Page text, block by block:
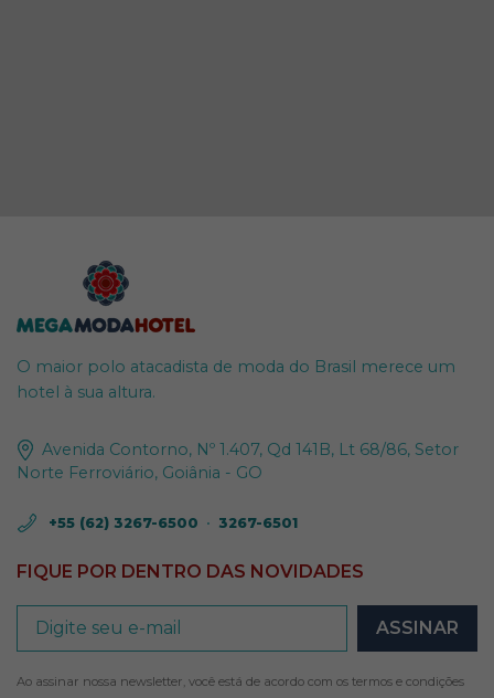
O maior polo atacadista de moda do Brasil merece um
hotel à sua altura.
Avenida Contorno, Nº 1.407, Qd 141B, Lt 68/86, Setor
Norte Ferroviário, Goiânia - GO
+55 (62) 3267-6500 • 3267-6501
FIQUE POR DENTRO DAS NOVIDADES
Ao assinar nossa newsletter, você está de acordo com os termos e condições